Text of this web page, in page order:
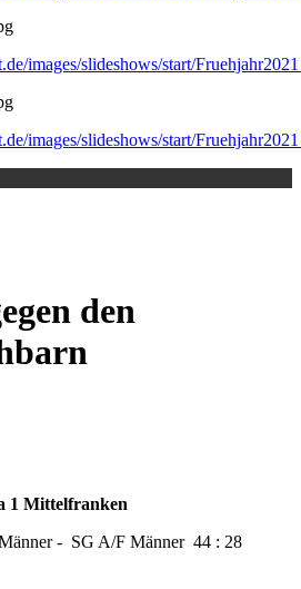
images/slideshows/start/
images/slideshows/start/
den
1 Mittelfranken
- SG A/F Männer 44 : 28